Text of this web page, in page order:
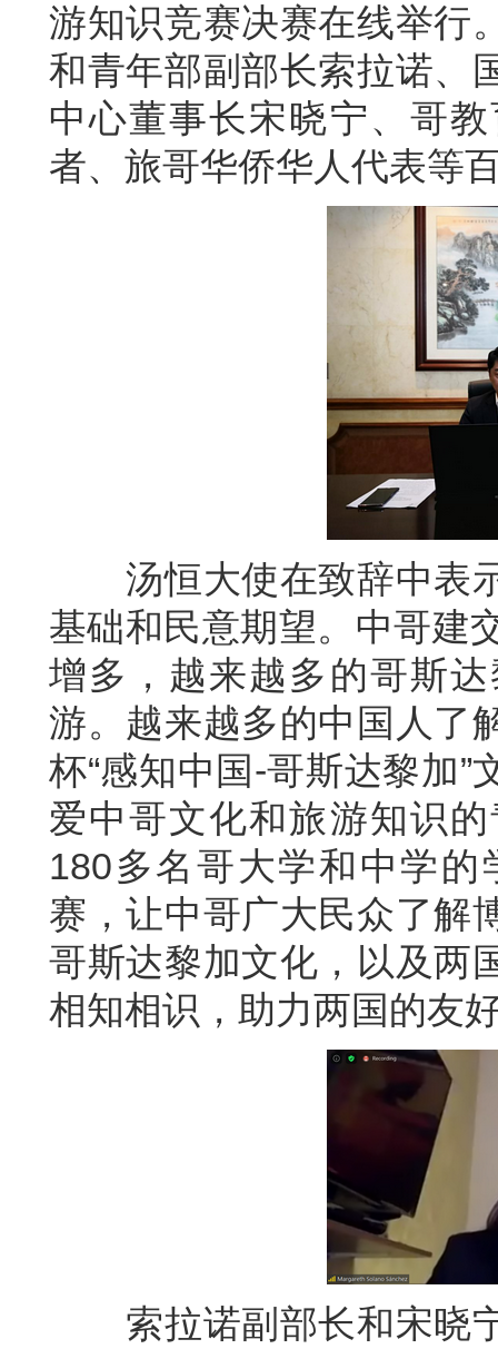
游知识竞赛决赛在线举行
和青年部副部长索拉诺、
中心董事长宋晓宁、哥
者、旅哥华侨华人代表等
汤恒大使在致辞中表示
基础和民意期望。中哥建
增多，越来越多的哥斯
游。越来越多的中国人了
杯“感知中国-哥斯达黎加
爱中哥文化和旅游知识
180多名哥大学和中学
赛，让中哥广大民众了解
哥斯达黎加文化，以及两
相知相识，助力两国的友
索拉诺副部长和宋晓宁